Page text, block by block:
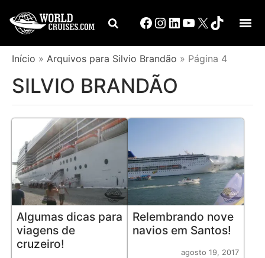
Início » Arquivos para Silvio Brandão » Página 4
SILVIO BRANDÃO
Algumas dicas para
viagens de
cruzeiro!
Relembrando nove
navios em Santos!
agosto 19, 2017